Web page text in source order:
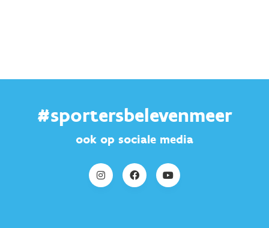
#sportersbelevenmeer
ook op sociale media